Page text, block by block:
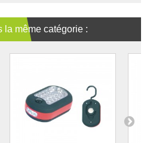
la même catégorie :